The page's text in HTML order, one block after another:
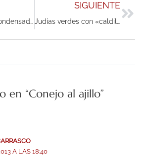
Flan de leche condensada
SIGUIENTE
Judías verdes con «caldillo colorao»
en “Conejo al ajillo”
A LAS 18:40